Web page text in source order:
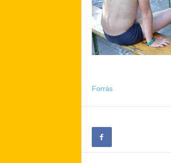
Forrás